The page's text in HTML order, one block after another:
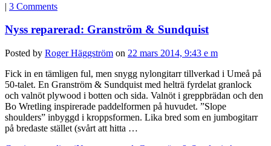
| 3 Comments
Nyss reparerad: Granström & Sundquist
Posted by Roger Häggström on 22 mars 2014, 9:43 e m
Fick in en tämligen ful, men snygg nylongitarr tillverkad i Umeå på
50-talet. En Granström & Sundquist med helträ fyrdelat granlock
och valnöt plywood i botten och sida. Valnöt i greppbrädan och den
Bo Wretling inspirerade paddelformen på huvudet. ”Slope
shoulders” inbyggd i kroppsformen. Lika bred som en jumbogitarr
på bredaste stället (svårt att hitta …